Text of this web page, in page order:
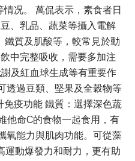
况。 萬侃表示，素食者日
、乳品、蔬菜等攝入電解
鐵質及肌酸等，較常見於動
中完整吸收，需要多加注
及紅血球生成等有重要作
透過豆類、堅果及全穀物等
疫功能 鐵質：選擇深色蔬
他命C的食物一起食用，有
氧能力與肌肉功能。可從藻
運動爆發力和耐力，更有助